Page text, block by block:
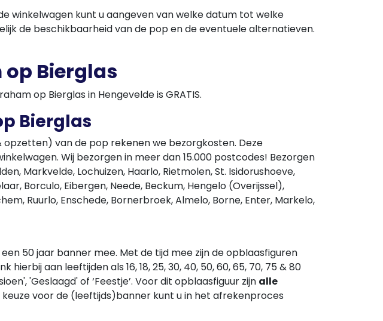
winkelwagen kunt u aangeven van welke datum tot welke
de beschikbaarheid van de pop en de eventuele alternatieven.
Bierglas
op Bierglas in Hengevelde is GRATIS.
Bierglas
opzetten) van de pop rekenen we bezorgkosten. Deze
Wij bezorgen in meer dan 15.000 postcodes! Bezorgen
Markvelde, Lochuizen, Haarlo, Rietmolen, St. Isidorushoeve,
Borculo, Eibergen, Neede, Beckum, Hengelo (Overijssel),
Ruurlo, Enschede, Bornerbroek, Almelo, Borne, Enter, Markelo,
50 jaar banner mee. Met de tijd mee zijn de opblaasfiguren
aan leeftijden als 16, 18, 25, 30, 40, 50, 60, 65, 70, 75 & 80
'Geslaagd' of ‘Feestje’. Voor dit opblaasfiguur zijn alle
voor de (leeftijds)banner kunt u in het afrekenproces